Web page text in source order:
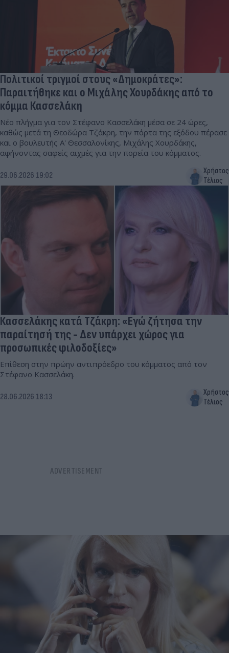
Πολιτικοί τριγμοί στους «Δημοκράτες»:
Παραιτήθηκε και ο Μιχάλης Χουρδάκης από το
κόμμα Κασσελάκη
Νέο πλήγμα για τον Στέφανο Κασσελάκη μέσα σε 24 ώρες,
καθώς μετά τη Θεοδώρα Τζάκρη, την πόρτα της εξόδου πέρασε
και ο βουλευτής Α' Θεσσαλονίκης, Μιχάλης Χουρδάκης,
αφήνοντας σαφείς αιχμές για την πορεία του κόμματος.
29.06.2026 19:02
Χρήστος
Τέλιος
Κασσελάκης κατά Τζάκρη: «Εγώ ζήτησα την
παραίτησή της - Δεν υπάρχει χώρος για
προσωπικές φιλοδοξίες»
Επίθεση στην πρώην αντιπρόεδρο του κόμματος από τον
Στέφανο Κασσελάκη.
28.06.2026 18:13
Χρήστος
Τέλιος